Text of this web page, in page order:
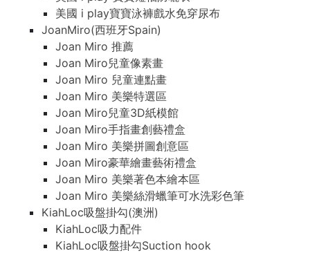
美國 i play寶寶泳褲戲水免穿尿布
JoanMiro(西班牙Spain)
Joan Miro 推薦
Joan Miro兒童像素畫
Joan Miro 兒童連點畫
Joan Miro 美樂特選區
Joan Miro兒童3D紙模館
Joan Miro手指畫創藝禮盒
Joan Miro 美樂拼圖創意區
Joan Miro豪華繪畫藝術禮盒
Joan Miro 美樂著色本繪本區
Joan Miro 美樂絲滑蠟筆可水洗彩色筆
KiahLoc吸盤掛勾(澳洲)
KiahLoc吸力配件
KiahLoc吸盤掛勾Suction hook